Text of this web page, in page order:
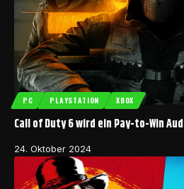
PC PLAYSTATION XBOX
Call of Duty 6 wird ein Pay-to-Win
24. Oktober 2024